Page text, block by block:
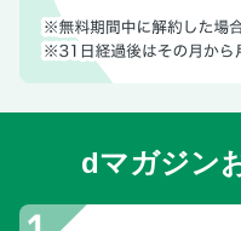
dマガジン